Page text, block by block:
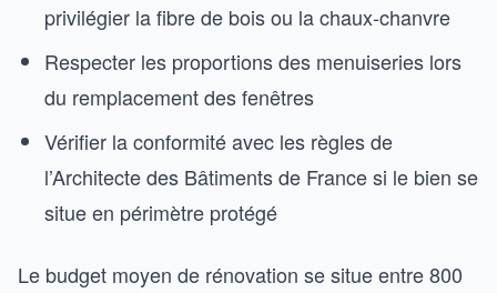
privilégier la fibre de bois ou la chaux-chanvre
Respecter les proportions des menuiseries lors
du remplacement des fenêtres
Vérifier la conformité avec les règles de
l’Architecte des Bâtiments de France si le bien se
situe en périmètre protégé
Le budget moyen de rénovation se situe entre 800